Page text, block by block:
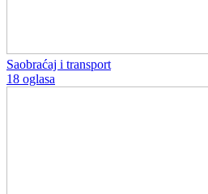
Saobraćaj i transport
18 oglasa